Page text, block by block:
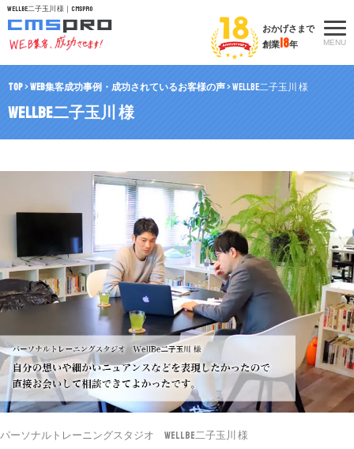
WellBe二子玉川 様｜CMSpro
おかげさまで
創業18年 MENU
TOP>WEB集客成功事例・成功されているお客様の声>WellBe二子玉川 様
WellBe二子玉川 様
パーソナルトレーニングスタジオ WellBe二子玉川 様